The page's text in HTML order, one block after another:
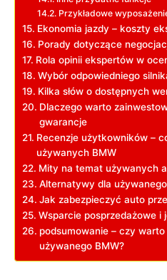
Przykładowe
Ekonomia⁤ jazdy – koszty
Porady dotyczące
Rola opinii ekspertów‌ w⁣
Wybór odpowiedniego
Kilka słów​ o⁢ dostępnych​
Dlaczego⁤ warto
gwarancje
Recenzje użytkowników –
używanych BMW
Mity na temat używanych
Alternatywy dla
Jak ⁣zabezpieczyć auto⁤
Wsparcie posprzedażowe i
podsumowanie ​– czy
⁤używanego BMW?